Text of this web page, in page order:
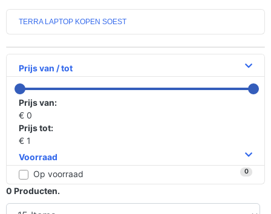
TERRA LAPTOP KOPEN SOEST
Prijs van / tot
Prijs van:
€ 0
Prijs tot:
€ 1
Voorraad
Op voorraad
0
0 Producten.